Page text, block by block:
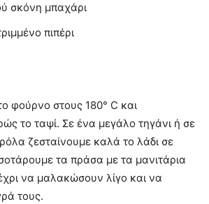
σκόνη μπαχάρι
πιπέρι
φούρνο στους 180° C και
το ταψί. Σε ένα μεγάλο τηγάνι ή σε
ζεσταίνουμε καλά το λάδι σε
τα πράσα με τα μανιτάρια
να μαλακώσουν λίγο και να
τους.